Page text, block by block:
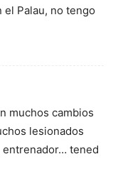
el Palau, no tengo
muchos cambios
lesionados
entrenador… tened